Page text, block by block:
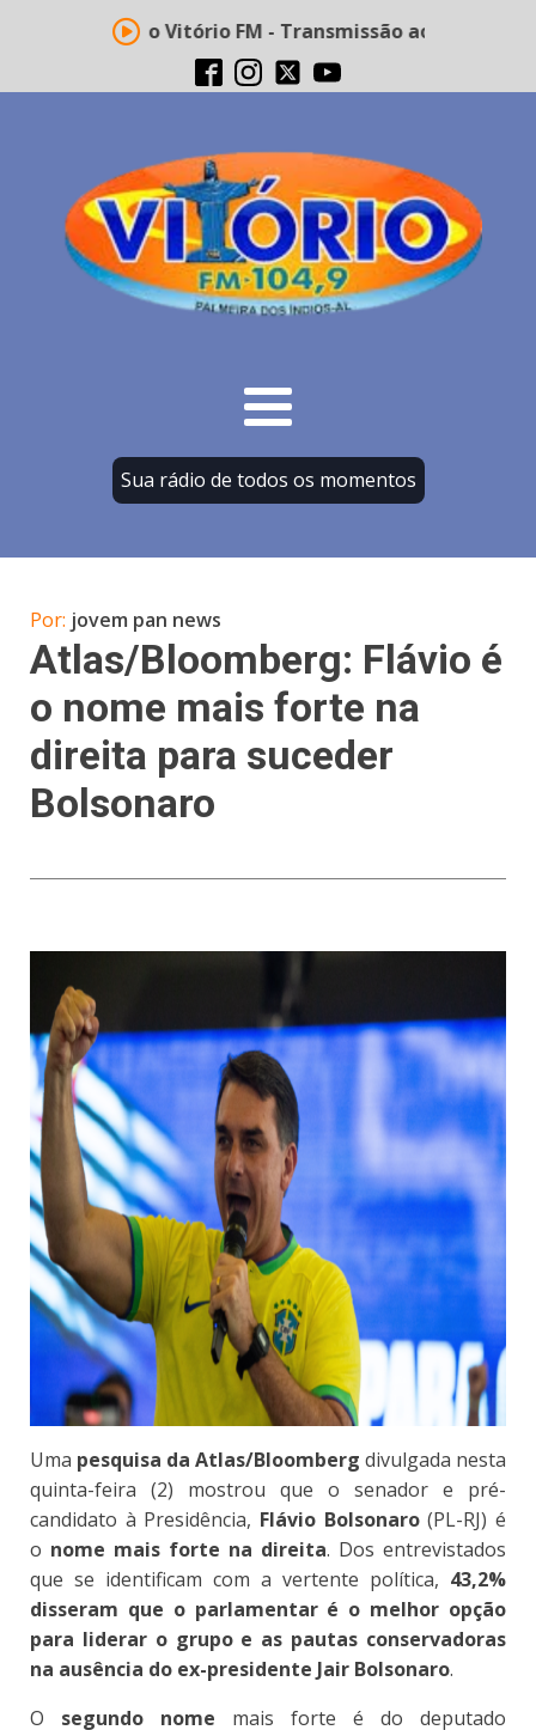
Rádio Vitório FM - Transmissão ao vivo
Sua rádio de todos os momentos
Por: jovem pan news
Atlas/Bloomberg: Flávio é
o nome mais forte na
direita para suceder
Bolsonaro
Uma pesquisa da Atlas/Bloomberg divulgada nesta
quinta-feira (2) mostrou que o senador e pré-
candidato à Presidência, Flávio Bolsonaro(PL-RJ) é
o nome mais forte na direita. Dos entrevistados
que se identificam com a vertente política, 43,2%
disseram que o parlamentar é o melhor opção
para liderar o grupo e as pautas conservadoras
na ausência do ex-presidente Jair Bolsonaro.
O segundo nome mais forte é do deputado